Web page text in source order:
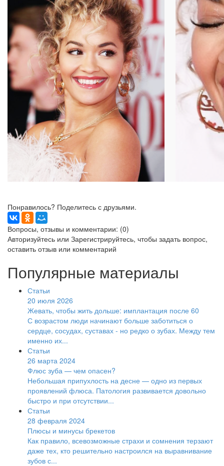
Понравилось? Поделитесь с друзьями.
Вопросы, отзывы и комментарии: (0)
Авторизуйтесь или Зарегистрируйтесь, чтобы задать вопрос,
оставить отзыв или комментарий
Популярные материалы
Статьи
20 июля 2026
Жевать, чтобы жить дольше: имплантация после 60
С возрастом люди начинают больше заботиться о
сердце, сосудах, суставах - но редко о зубах. Между тем
именно их...
Статьи
26 марта 2024
Флюс зуба — чем опасен?
Небольшая припухлость на десне — одно из первых
проявлений флюса. Патология развивается довольно
быстро и при отсутствии...
Статьи
28 февраля 2024
Плюсы и минусы брекетов
Как правило, всевозможные страхи и сомнения терзают
даже тех, кто решительно настроился на выравнивание
зубов с...